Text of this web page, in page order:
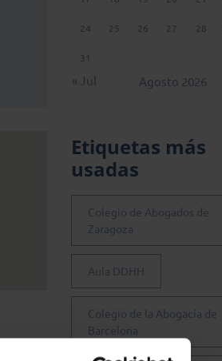
Agosto 2026
24 25 26 27 28
31
« Jul
Etiquetas más
usadas
Colegio de Abogados de
Zaragoza
Aula DDHH
Colegio de la Abogacía de
Barcelona